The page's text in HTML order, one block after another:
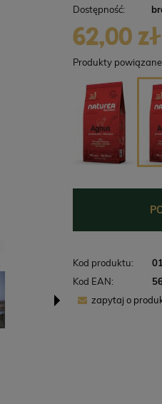
Dostępność:
62,00 zł
Produkty
Kod produktu:
Kod EAN:
zapytaj o